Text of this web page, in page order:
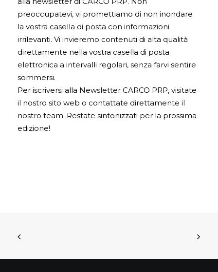
preoccupatevi, vi promettiamo di non inondare
la vostra casella di posta con informazioni
irrilevanti. Vi invieremo contenuti di alta qualità
direttamente nella vostra casella di posta
elettronica a intervalli regolari, senza farvi sentire
sommersi.
Per iscriversi alla Newsletter CARCO PRP, visitate
il nostro sito web o contattate direttamente il
nostro team. Restate sintonizzati per la prossima
edizione!